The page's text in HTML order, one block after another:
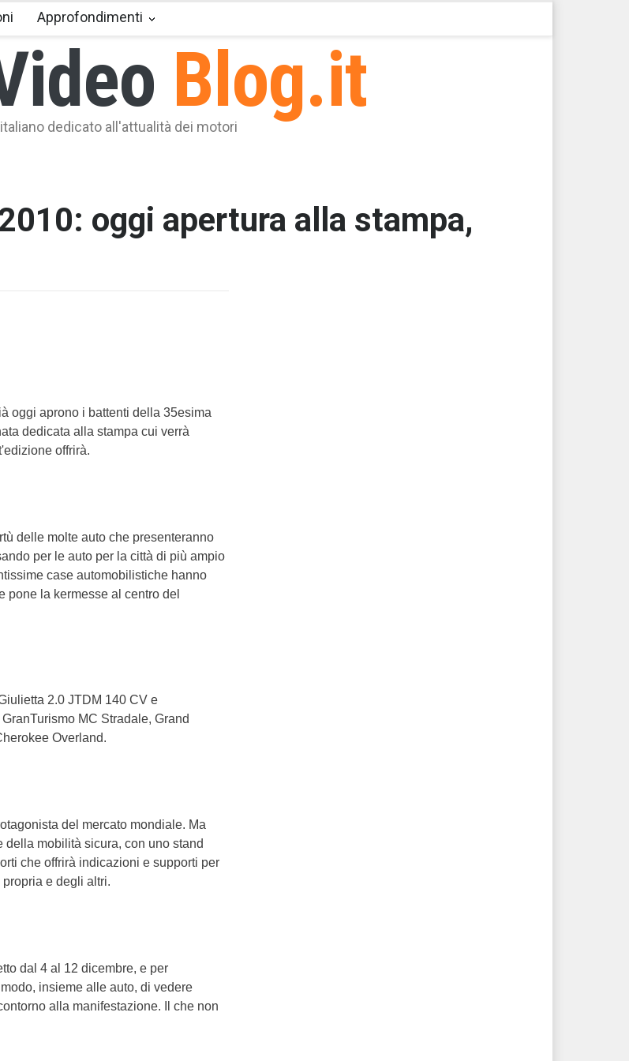
Blog.it
dedicato all'attualità dei motori
Approfondimenti
oggi apertura alla stampa,
oggi aprono i battenti della 35esima
dedicata alla stampa cui verrà
offrirà.
delle molte auto che presenteranno
per le auto per la città di più ampio
case automobilistiche hanno
pone la kermesse al centro del
2.0 JTDM 140 CV e
MC Stradale, Grand
Overland.
del mercato mondiale. Ma
mobilità sicura, con uno stand
che offrirà indicazioni e supporti per
e degli altri.
dal 4 al 12 dicembre, e per
insieme alle auto, di vedere
alla manifestazione. Il che non